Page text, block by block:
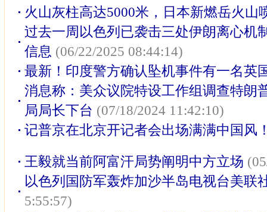
火山灰柱高达5000米，日本新燃岳火山
过去一周以色列已袭击三处伊朗离心机
信息 (06/22/2025 08:44:14)
最新！印度警方确认坠机事件有一名英
消息称：美众议院特设工作组调查特朗
局局长下台 (07/18/2024 11:42:10)
记普京在北京开记者会出场满满中国风
王毅就当前阿富汗局势阐明中方立场
以色列国防军轰炸加沙半岛电视台美联
5:55:57)